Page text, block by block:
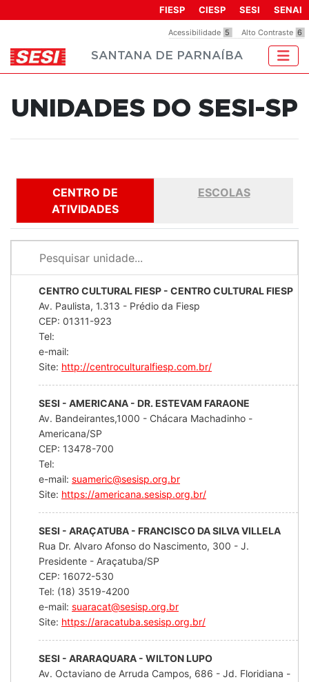
inclui
um
de
Acessibilidade 5 Alto Contraste 6
FIESP CIESP SESI SENAI
SANTANA DE PARNAÍBA
UNIDADES DO SESI-SP
CENTRO DE
ATIVIDADES
ESCOLAS
CENTRO CULTURAL FIESP - CENTRO CULTURAL FIESP
Av. Paulista, 1.313 - Prédio da Fiesp
CEP: 01311-923
Tel:
e-mail:
Site: http://centroculturalfiesp.com.br/
SESI - AMERICANA - DR. ESTEVAM FARAONE
Av. Bandeirantes,1000 - Chácara Machadinho -
Americana/SP
CEP: 13478-700
Tel:
e-mail: suameric@sesisp.org.br
Site: https://americana.sesisp.org.br/
SESI - ARAÇATUBA - FRANCISCO DA SILVA VILLELA
Rua Dr. Alvaro Afonso do Nascimento, 300 - J.
Presidente - Araçatuba/SP
CEP: 16072-530
Tel: (18) 3519-4200
e-mail: suaracat@sesisp.org.br
Site: https://aracatuba.sesisp.org.br/
SESI - ARARAQUARA - WILTON LUPO
Av. Octaviano de Arruda Campos, 686 - Jd. Floridiana -